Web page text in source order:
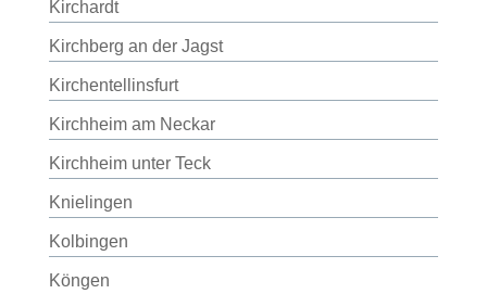
Kirchardt
Kirchberg an der Jagst
Kirchentellinsfurt
Kirchheim am Neckar
Kirchheim unter Teck
Knielingen
Kolbingen
Köngen